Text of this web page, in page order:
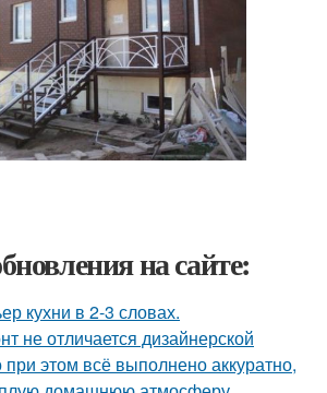
на сайте:
кухни в 2-3 словах.
не отличается дизайнерской
этом всё выполнено аккуратно,